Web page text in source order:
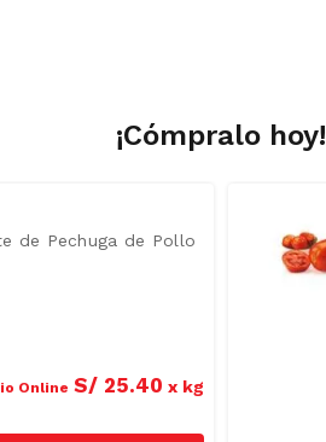
¡Cómpralo hoy!
de Pechuga de Pollo
Online S/ 25.40 x kg